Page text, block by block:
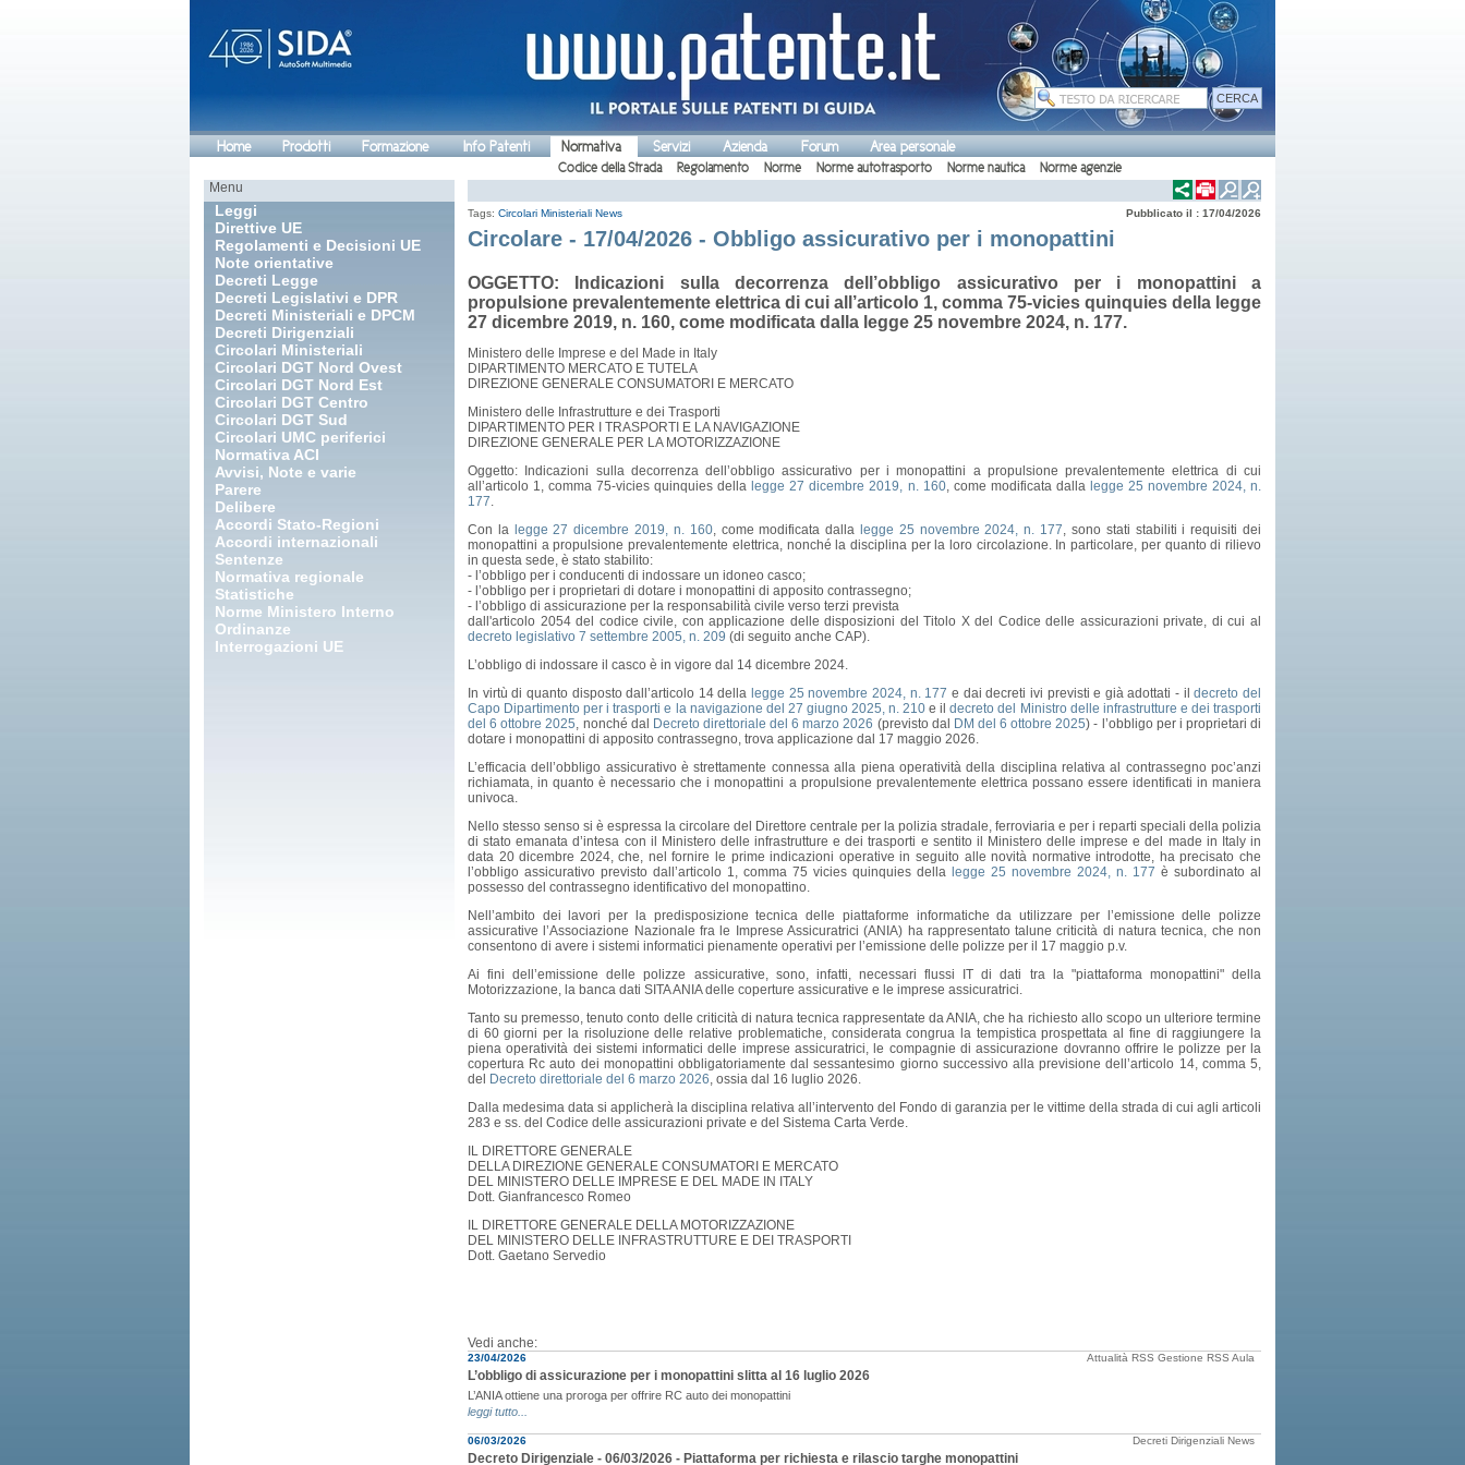
Home Prodotti Formazione Info Patenti Normativa Servizi Azienda Forum Area personale
Codice della Strada Regolamento Norme Norme autotrasporto Norme nautica
Norme agenzie
Menu
Leggi
Direttive UE
Regolamenti e Decisioni UE
Note orientative
Decreti Legge
Decreti Legislativi e DPR
Decreti Ministeriali e DPCM
Decreti Dirigenziali
Circolari Ministeriali
Circolari DGT Nord Ovest
Circolari DGT Nord Est
Circolari DGT Centro
Circolari DGT Sud
Circolari UMC periferici
Normativa ACI
Avvisi, Note e varie
Parere
Delibere
Accordi Stato-Regioni
Accordi internazionali
Sentenze
Normativa regionale
Statistiche
Norme Ministero Interno
Ordinanze
Interrogazioni UE
Pubblicato il : 17/04/2026
Tags: Circolari Ministeriali News
Circolare - 17/04/2026 - Obbligo assicurativo per i monopattini
OGGETTO: Indicazioni sulla decorrenza dell’obbligo assicurativo per i monopattini a
propulsione prevalentemente elettrica di cui all’articolo 1, comma 75-vicies quinquies della legge
27 dicembre 2019, n. 160, come modificata dalla legge 25 novembre 2024, n. 177.
Ministero delle Imprese e del Made in Italy
DIPARTIMENTO MERCATO E TUTELA
DIREZIONE GENERALE CONSUMATORI E MERCATO
Ministero delle Infrastrutture e dei Trasporti
DIPARTIMENTO PER I TRASPORTI E LA NAVIGAZIONE
DIREZIONE GENERALE PER LA MOTORIZZAZIONE
Oggetto: Indicazioni sulla decorrenza dell’obbligo assicurativo per i monopattini a propulsione prevalentemente elettrica di cui
all’articolo 1, comma 75-vicies quinquies della legge 27 dicembre 2019, n. 160, come modificata dalla legge 25 novembre 2024, n.
177.
Con la legge 27 dicembre 2019, n. 160, come modificata dalla legge 25 novembre 2024, n. 177, sono stati stabiliti i requisiti dei
monopattini a propulsione prevalentemente elettrica, nonché la disciplina per la loro circolazione. In particolare, per quanto di rilievo
in questa sede, è stato stabilito:
- l’obbligo per i conducenti di indossare un idoneo casco;
- l’obbligo per i proprietari di dotare i monopattini di apposito contrassegno;
- l’obbligo di assicurazione per la responsabilità civile verso terzi prevista
dall'articolo 2054 del codice civile, con applicazione delle disposizioni del Titolo X del Codice delle assicurazioni private, di cui al
decreto legislativo 7 settembre 2005, n. 209 (di seguito anche CAP).
L’obbligo di indossare il casco è in vigore dal 14 dicembre 2024.
In virtù di quanto disposto dall’articolo 14 della legge 25 novembre 2024, n. 177 e dai decreti ivi previsti e già adottati - ildecreto del
Capo Dipartimento per i trasporti e la navigazione del 27 giugno 2025, n. 210 e ildecreto del Ministro delle infrastrutture e dei trasporti
del 6 ottobre 2025, nonché dal Decreto direttoriale del 6 marzo 2026 (previsto dal DM del 6 ottobre 2025) - l’obbligo per i proprietari di
dotare i monopattini di apposito contrassegno, trova applicazione dal 17 maggio 2026.
L’efficacia dell’obbligo assicurativo è strettamente connessa alla piena operatività della disciplina relativa al contrassegno poc’anzi
richiamata, in quanto è necessario che i monopattini a propulsione prevalentemente elettrica possano essere identificati in maniera
univoca.
Nello stesso senso si è espressa la circolare del Direttore centrale per la polizia stradale, ferroviaria e per i reparti speciali della polizia
di stato emanata d’intesa con il Ministero delle infrastrutture e dei trasporti e sentito il Ministero delle imprese e del made in Italy in
data 20 dicembre 2024, che, nel fornire le prime indicazioni operative in seguito alle novità normative introdotte, ha precisato che
l’obbligo assicurativo previsto dall’articolo 1, comma 75 vicies quinquies della legge 25 novembre 2024, n. 177 è subordinato al
possesso del contrassegno identificativo del monopattino.
Nell’ambito dei lavori per la predisposizione tecnica delle piattaforme informatiche da utilizzare per l’emissione delle polizze
assicurative l’Associazione Nazionale fra le Imprese Assicuratrici (ANIA) ha rappresentato talune criticità di natura tecnica, che non
consentono di avere i sistemi informatici pienamente operativi per l’emissione delle polizze per il 17 maggio p.v.
Ai fini dell’emissione delle polizze assicurative, sono, infatti, necessari flussi IT di dati tra la "piattaforma monopattini" della
Motorizzazione, la banca dati SITA ANIA delle coperture assicurative e le imprese assicuratrici.
Tanto su premesso, tenuto conto delle criticità di natura tecnica rappresentate da ANIA, che ha richiesto allo scopo un ulteriore termine
di 60 giorni per la risoluzione delle relative problematiche, considerata congrua la tempistica prospettata al fine di raggiungere la
piena operatività dei sistemi informatici delle imprese assicuratrici, le compagnie di assicurazione dovranno offrire le polizze per la
copertura Rc auto dei monopattini obbligatoriamente dal sessantesimo giorno successivo alla previsione dell’articolo 14, comma 5,
del
Decreto direttoriale del 6 marzo 2026, ossia dal 16 luglio 2026.
Dalla medesima data si applicherà la disciplina relativa all’intervento del Fondo di garanzia per le vittime della strada di cui agli articoli
283 e ss. del Codice delle assicurazioni private e del Sistema Carta Verde.
IL DIRETTORE GENERALE
DELLA DIREZIONE GENERALE CONSUMATORI E MERCATO
DEL MINISTERO DELLE IMPRESE E DEL MADE IN ITALY
Dott. Gianfrancesco Romeo
IL DIRETTORE GENERALE DELLA MOTORIZZAZIONE
DEL MINISTERO DELLE INFRASTRUTTURE E DEI TRASPORTI
Dott. Gaetano Servedio
Vedi anche:
23/04/2026 Attualità RSS Gestione RSS Aula
L’obbligo di assicurazione per i monopattini slitta al 16 luglio 2026
L’ANIA ottiene una proroga per offrire RC auto dei monopattini
leggi tutto...
06/03/2026 Decreti Dirigenziali News
Decreto Dirigenziale - 06/03/2026 - Piattaforma per richiesta e rilascio targhe monopattini